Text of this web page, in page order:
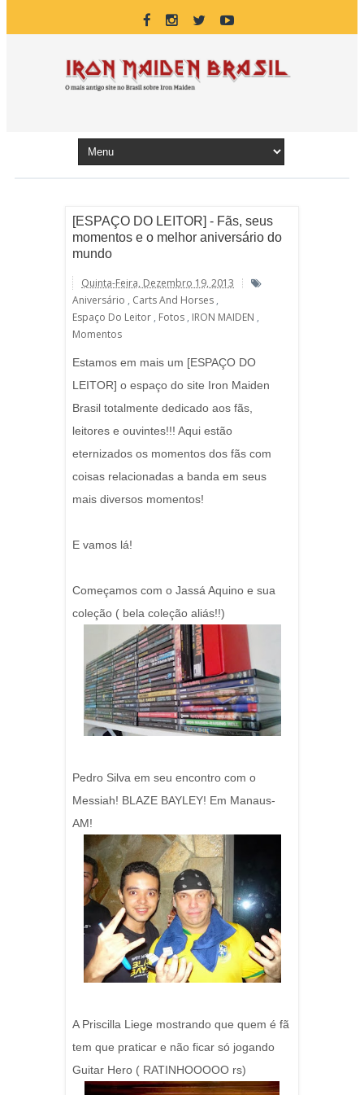
[ESPAÇO DO LEITOR] - Fãs, seus
momentos e o melhor aniversário do
mundo
Quinta-Feira, Dezembro 19, 2013
Aniversário , Carts And Horses ,
Espaço Do Leitor , Fotos , IRON MAIDEN ,
Momentos
Estamos em mais um [ESPAÇO DO
LEITOR] o espaço do site Iron Maiden
Brasil totalmente dedicado aos fãs,
leitores e ouvintes!!! Aqui estão
eternizados os momentos dos fãs com
coisas relacionadas a banda em seus
mais diversos momentos!
E vamos lá!
Começamos com o Jassá Aquino e sua
coleção ( bela coleção aliás!!)
Pedro Silva em seu encontro com o
Messiah! BLAZE BAYLEY! Em Manaus-
AM!
A Priscilla Liege mostrando que quem é fã
tem que praticar e não ficar só jogando
Guitar Hero ( RATINHOOOOO rs)